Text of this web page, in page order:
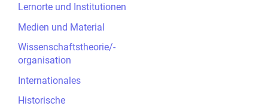
Lernorte und Institutionen
Medien und Material
Wissenschaftstheorie/-
organisation
Internationales
Historische